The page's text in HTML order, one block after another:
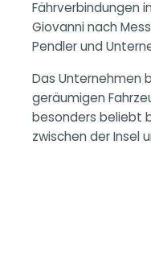
Fährverbindungen
Giovanni nach
Pendler und
Das Unternehmen
geräumigen
besonders beliebt
zwischen der Insel